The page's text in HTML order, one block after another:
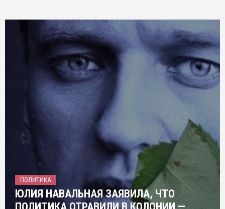
ПОЛИТИКА
ЮЛИЯ НАВАЛЬНАЯ ЗАЯВИЛА, ЧТО